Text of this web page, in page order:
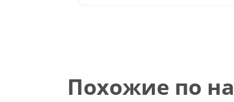
Похожие по